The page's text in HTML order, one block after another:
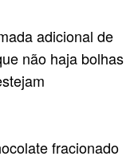
adicional de
não haja bolhas
fracionado